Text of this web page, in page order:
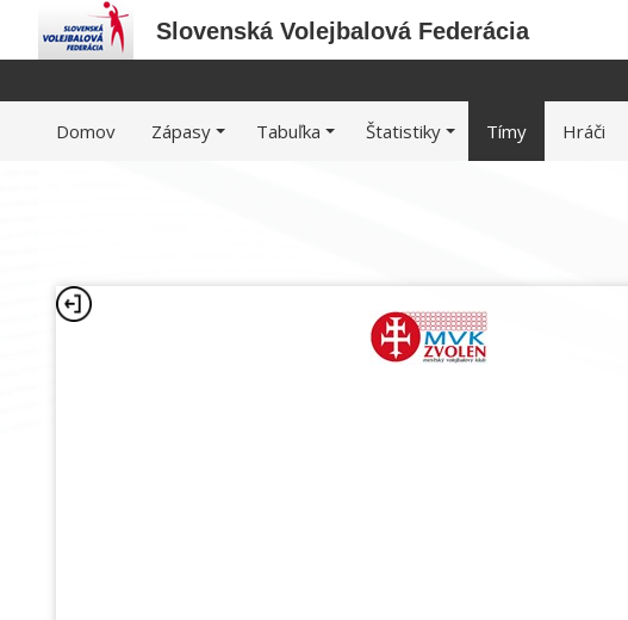
Slovenská Volejbalová Federácia
Domov Zápasy Tabuľka Štatistiky Tímy Hráči